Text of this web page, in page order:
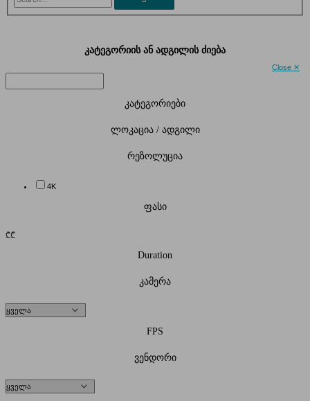
Close ✕
კატეგორიის ან ადგილის ძიება
კატეგორიები
ლოკაცია / ადგილი
რეზოლუცია
4K
ფასი
₾₾
Duration
კამერა
FPS
ვენდორი